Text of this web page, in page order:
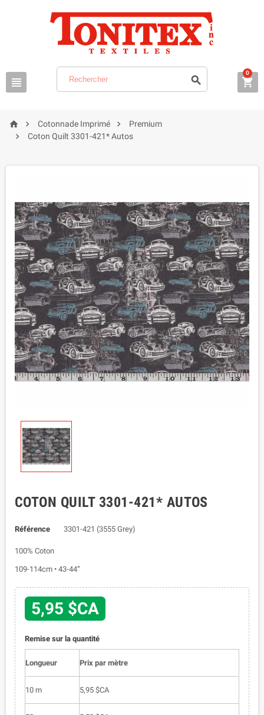
  
0
  Cotonnade Imprimé  Premium
 Coton Quilt 3301-421* Autos
COTON QUILT 3301-421* AUTOS
Référence 3301-421 (3555 Grey)
100% Coton
109-114cm • 43-44”
5,95 $CA
Remise sur la quantité
Longueur Prix par mètre
10 m 5,95 $CA